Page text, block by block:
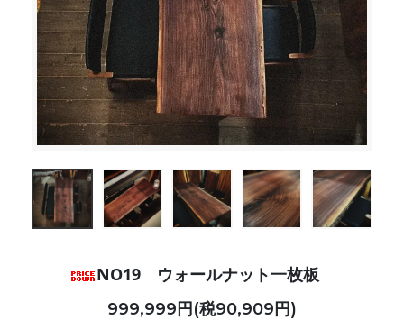
NO19 ウォールナット一枚板
999,999円(税90,909円)